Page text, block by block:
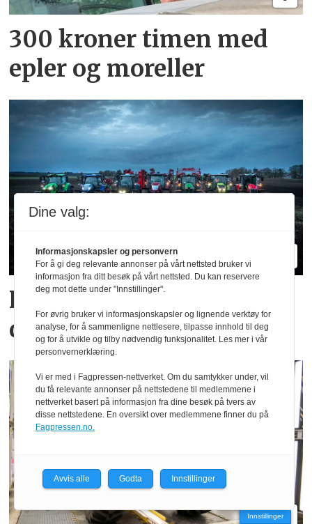
300 kroner timen med
epler og moreller
Hvilke merker er størst i
ditt fylke?
Innstillinger
Dine valg:
Informasjonskapsler og personvern
For å gi deg relevante annonser på vårt nettsted bruker vi
informasjon fra ditt besøk på vårt nettsted. Du kan reservere
deg mot dette under "Innstillinger".
For øvrig bruker vi informasjonskapsler og lignende verktøy for
analyse, for å sammenligne nettlesere, tilpasse innhold til deg
og for å utvikle og tilby nødvendig funksjonalitet. Les mer i vår
personvernerklæring.
Vi er med i Fagpressen-nettverket. Om du samtykker under, vil
du få relevante annonser på nettstedene til medlemmene i
nettverket basert på informasjon fra dine besøk på tvers av
disse nettstedene. En oversikt over medlemmene finner du på
Fagpressen.no.
Avvis alle Godta Innstillinger